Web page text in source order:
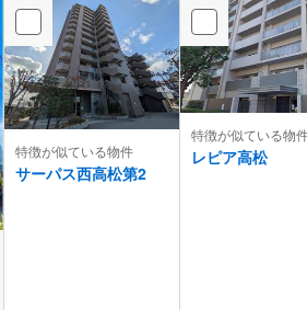
特徴が似ている物件
サーパス西高松第2
特徴が似ている物
レピア高松